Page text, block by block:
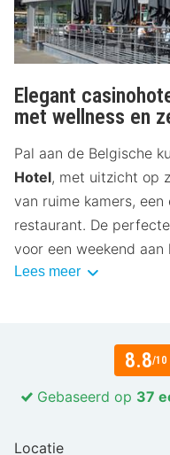
Elegant
met wellness en
Pal aan de Belgische
Hotel, met uitzicht op
van ruime kamers,
restaurant. De
voor een weekend aan
Lees meer
8.8/10
Gebaseerd op 37
Locatie